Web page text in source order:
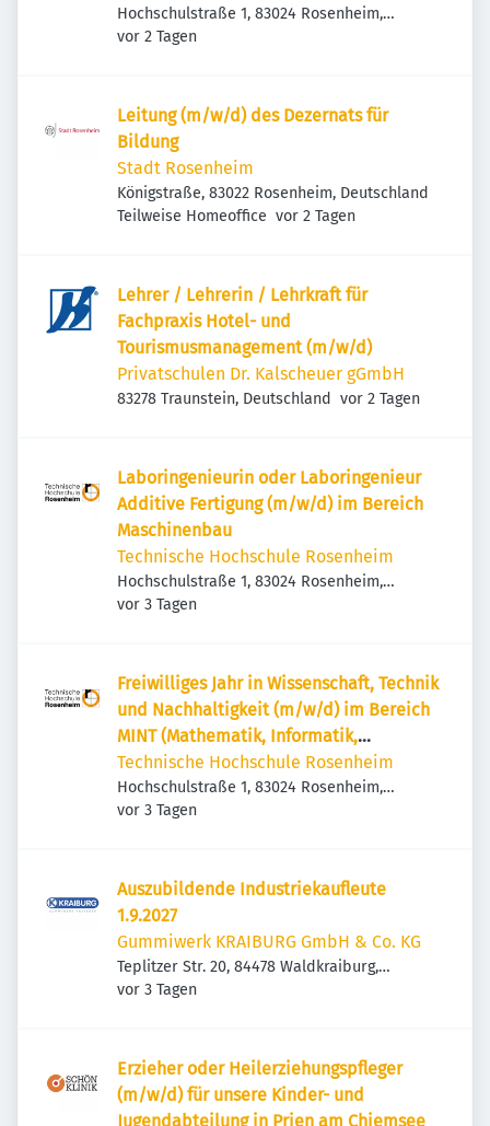
Hochschulstraße 1, 83024 Rosenheim,
Deutschland
Veröffentlicht
vor 2 Tagen
Leitung (m/w/d) des Dezernats für
Bildung
Stadt Rosenheim
Königstraße, 83022 Rosenheim, Deutschland
Teilweise Homeoffice Veröffentlicht
vor 2 Tagen
Lehrer / Lehrerin / Lehrkraft für
Fachpraxis Hotel- und
Tourismusmanagement (m/w/d)
Privatschulen Dr. Kalscheuer gGmbH
83278 Traunstein, Deutschland Veröffentlicht
vor 2 Tagen
Laboringenieurin oder Laboringenieur
Additive Fertigung (m/w/d) im Bereich
Maschinenbau
Technische Hochschule Rosenheim
Hochschulstraße 1, 83024 Rosenheim,
Deutschland
Veröffentlicht
vor 3 Tagen
Freiwilliges Jahr in Wissenschaft, Technik
und Nachhaltigkeit (m/w/d) im Bereich
MINT (Mathematik, Informatik,
Naturwissenschaft und Technik)
Technische Hochschule Rosenheim
Hochschulstraße 1, 83024 Rosenheim,
Deutschland
Veröffentlicht
vor 3 Tagen
Auszubildende Industriekaufleute
1.9.2027
Gummiwerk KRAIBURG GmbH & Co. KG
Teplitzer Str. 20, 84478 Waldkraiburg,
Deutschland
Veröffentlicht
vor 3 Tagen
Erzieher oder Heilerziehungspfleger
(m/w/d) für unsere Kinder- und
Jugendabteilung in Prien am Chiemsee